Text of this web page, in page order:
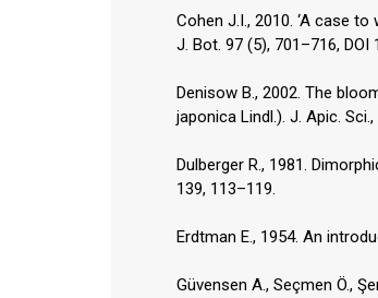
Cohen J.I., 2010. ‘A case
J. Bot. 97 (5), 701–716, DOI
Denisow B., 2002. The
japonica Lindl.). J. Apic.
Dulberger R., 1981.
139, 113–119.
Erdtman E., 1954. An
Güvensen A., Seçmen Ö.,